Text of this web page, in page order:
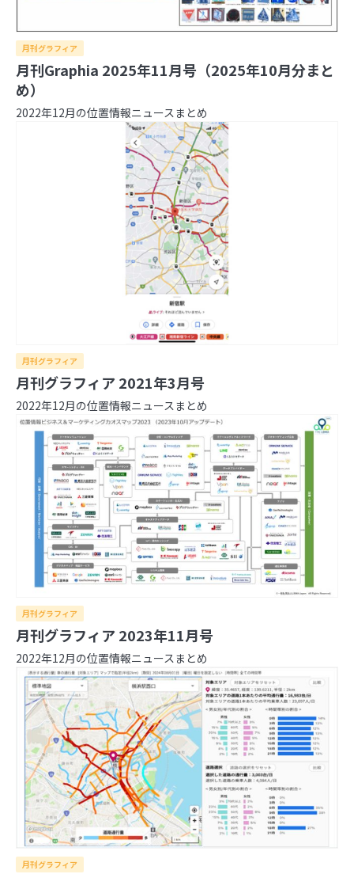
月刊グラフィア
月刊Graphia 2025年11月号（2025年10月分まと
め）
2022年12月の位置情報ニュースまとめ
月刊グラフィア
月刊グラフィア 2021年3月号
2022年12月の位置情報ニュースまとめ
月刊グラフィア
月刊グラフィア 2023年11月号
2022年12月の位置情報ニュースまとめ
月刊グラフィア